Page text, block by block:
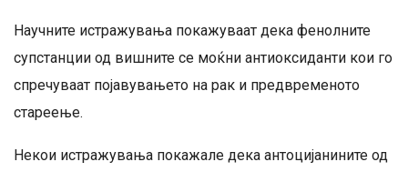
Научните истражувања покажуваат дека фенолните
супстанции од вишните се моќни антиоксиданти кои го
спречуваат појавувањето на рак и предвременото
стареење.
Некои истражувања покажале дека антоцијанините од